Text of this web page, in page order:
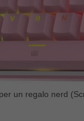
un regalo nerd